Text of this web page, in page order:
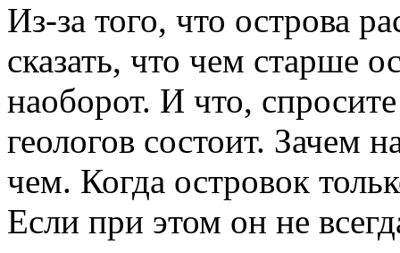
Из-за того, что острова
сказать, что чем старше
наоборот. И что,
геологов состоит. Зачем
чем. Когда островок
Если при этом он не